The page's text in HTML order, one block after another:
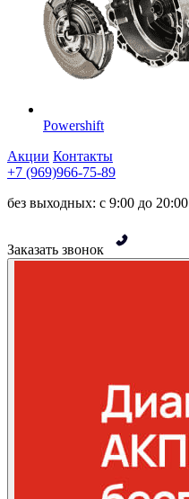
Powershift
Акции Контакты
+7 (969)966-75-89
без выходных: с 9:00 до 20:00
Заказать звонок